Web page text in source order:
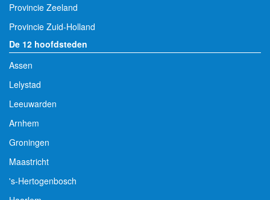
Provincie Zeeland
Provincie Zuid-Holland
De 12 hoofdsteden
Assen
Lelystad
Leeuwarden
Arnhem
Groningen
Maastricht
's-Hertogenbosch